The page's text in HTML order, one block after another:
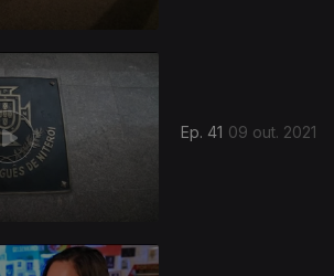
Ep. 41 09 out. 2021